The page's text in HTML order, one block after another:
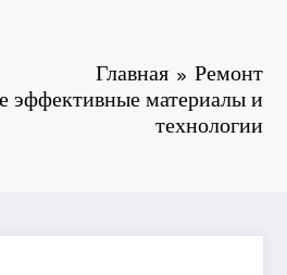
Главная
Ремонт
эффективные материалы и
технологии